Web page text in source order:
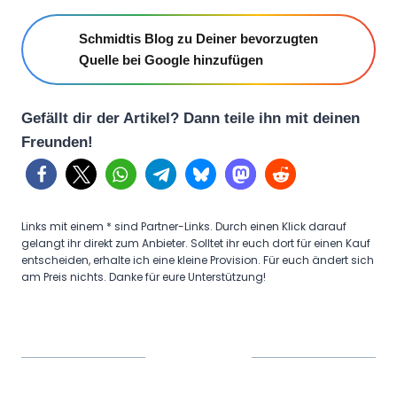
Schmidtis Blog zu Deiner bevorzugten
Quelle bei Google hinzufügen
Gefällt dir der Artikel? Dann teile ihn mit deinen
Freunden!
Links mit einem * sind Partner-Links. Durch einen Klick darauf
gelangt ihr direkt zum Anbieter. Solltet ihr euch dort für einen Kauf
entscheiden, erhalte ich eine kleine Provision. Für euch ändert sich
am Preis nichts. Danke für eure Unterstützung!